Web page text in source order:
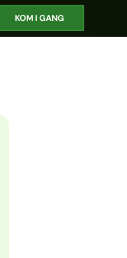
KOM I GANG